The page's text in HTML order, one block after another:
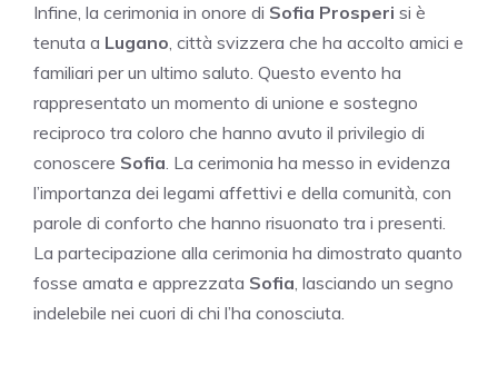
Infine, la cerimonia in onore di Sofia Prosperi si è
tenuta a Lugano, città svizzera che ha accolto amici e
familiari per un ultimo saluto. Questo evento ha
rappresentato un momento di unione e sostegno
reciproco tra coloro che hanno avuto il privilegio di
conoscere Sofia. La cerimonia ha messo in evidenza
l’importanza dei legami affettivi e della comunità, con
parole di conforto che hanno risuonato tra i presenti.
La partecipazione alla cerimonia ha dimostrato quanto
fosse amata e apprezzata Sofia, lasciando un segno
indelebile nei cuori di chi l’ha conosciuta.